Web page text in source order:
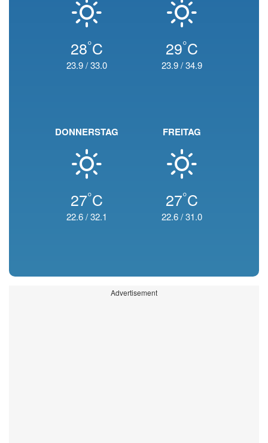
28°C
23.9/33.0
29°C
23.9/34.9
DONNERSTAG
27°C
22.6/32.1
FREITAG
27°C
22.6/31.0
Advertisement